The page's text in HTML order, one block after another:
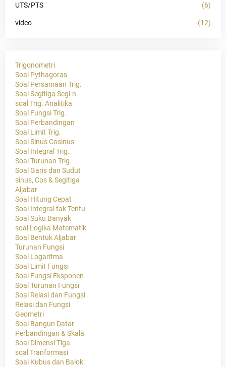
UTS/PTS (6)
video (12)
Trigonometri
Soal Pythagoras
Soal Persamaan Trig.
Soal Segitiga Segi-n
soal Trig. Analitika
Soal Fungsi Trig.
Soal Perbandingan
Soal Limit Trig.
Soal Sinus Cosinus
Soal Integral Trig.
Soal Turunan Trig.
Soal Garis dan Sudut
sinus, Cos & Segitiga
Aljabar
Soal Hitung Cepat
Soal Integral tak Tentu
Soal Suku Banyak
soal Logika Matematik
Soal Bentuk Aljabar
Turunan Fungsi
Soal Logaritma
Soal Limit Fungsi
Soal Fungsi Eksponen
Soal Turunan Fungsi
Soal Relasi dan Fungsi
Relasi dan Fungsi
Geometri
Soal Bangun Datar
Perbandingan & Skala
Soal Dimensi Tiga
soal Tranformasi
Soal Kubus dan Balok